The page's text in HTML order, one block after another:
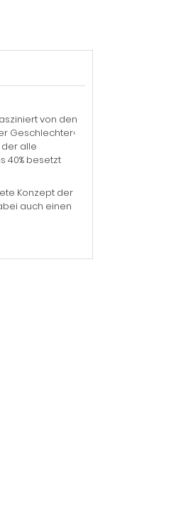
von den
Geschlechter‹
alle
40% besetzt
Konzept der
auch einen